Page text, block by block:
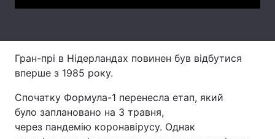
Контакти
Послуги
Гран-прі в Нідерландах повинен був відбутися
вперше з 1985 року.
Спочатку Формула-1 перенесла етап, який
було заплановано на 3 травня,
через пандемію коронавірусу. Однак